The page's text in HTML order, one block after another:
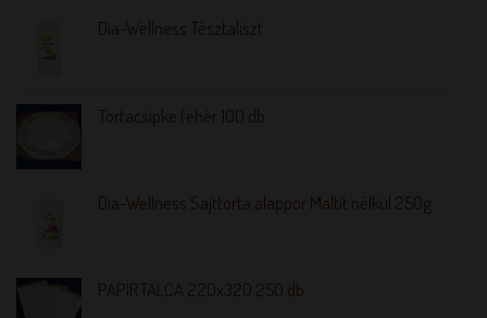
Dia-Wellness Tésztaliszt
Tortacsipke fehér 100 db
Dia-Wellness Sajttorta alappor Maltit nélkül 250g
PAPÍRTÁLCA 220x320 250 db